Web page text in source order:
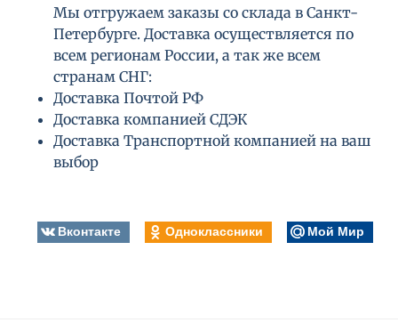
Мы отгружаем заказы со склада в Санкт-
Петербурге. Доставка осуществляется по
всем регионам России, а так же всем
странам СНГ:
Доставка Почтой РФ
Доставка компанией СДЭК
Доставка Транспортной компанией на ваш
выбор
Вконтакте Одноклассники Мой Мир